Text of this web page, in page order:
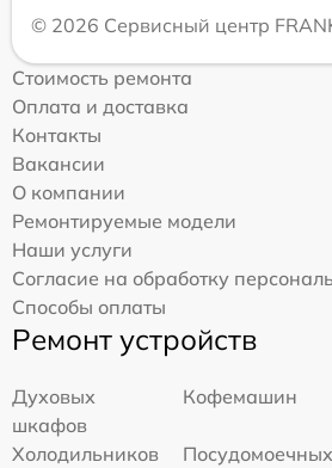
© 2026 Сервисный центр
Стоимость ремонта
Оплата и доставка
Контакты
Вакансии
О компании
Ремонтируемые модели
Наши услуги
Согласие на обработку
Способы оплаты
Ремонт устройств
Духовых
шкафов
Кофемашин
Холодильников
Посудомоечных